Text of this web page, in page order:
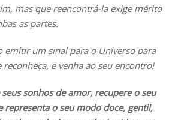
mas que reencontrá-la exige mérito
as partes.
emitir um sinal para o Universo para
reconheça, e venha ao seu encontro!
sonhos de amor, recupere o seu
representa o seu modo doce, gentil,